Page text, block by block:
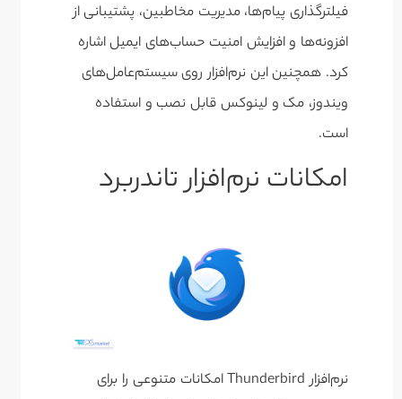
فیلترگذاری پیام‌ها، مدیریت مخاطبین، پشتیبانی از
افزونه‌ها و افزایش امنیت حساب‌های ایمیل اشاره
کرد. همچنین این نرم‌افزار روی سیستم‌عامل‌های
ویندوز، مک و لینوکس قابل نصب و استفاده
است.
امکانات نرم‌افزار تاندربرد
نرم‌افزار Thunderbird امکانات متنوعی را برای